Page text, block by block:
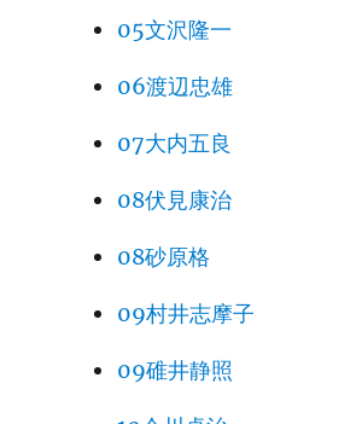
05文沢隆一
06渡辺忠雄
07大内五良
08伏見康治
08砂原格
09村井志摩子
09碓井静照